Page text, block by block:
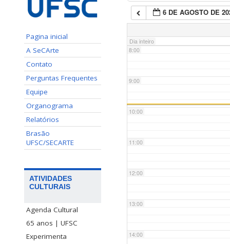
Pagina inicial
A SeCArte
Contato
Perguntas Frequentes
Equipe
Organograma
Relatórios
Brasão
UFSC/SECARTE
ATIVIDADES
CULTURAIS
Agenda Cultural
65 anos | UFSC
Experimenta
6 DE AGOSTO DE
Dia inteiro
7:00
8:00
9:00
10:00
11:00
12:00
13:00
14:00